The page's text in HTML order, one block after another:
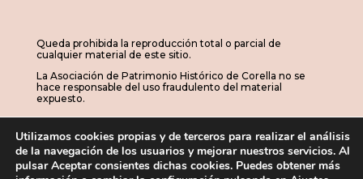
Queda prohibida la reproducción total o parcial de
cualquier material de este sitio.
La Asociación de Patrimonio Histórico de Corella no se
hace responsable del uso fraudulento del material
expuesto.
© 2026 | APHC · Asociación de Patrimonio
Utilizamos cookies propias y de terceros para realizar el análisis
de la navegación de los usuarios y mejorar nuestros servicios. Al
pulsar Aceptar consientes dichas cookies. Puedes obtener más